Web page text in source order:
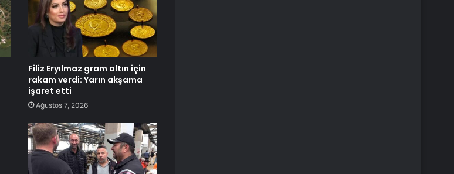
Filiz Eryılmaz gram altın için
rakam verdi: Yarın akşama
işaret etti
Ağustos 7, 2026